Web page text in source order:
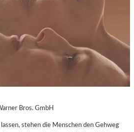
Bros. GmbH
stehen die Menschen den Gehweg